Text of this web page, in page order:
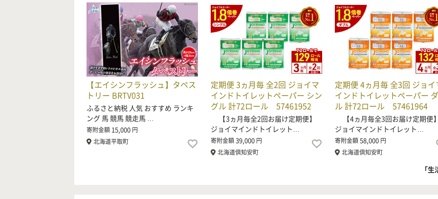
【エイシンフラッシュ】タペス
トリー BRTV031
ふるさと納税 人気 おすすめ ランキ
ング 馬 競馬 競走馬 …
寄附金額 15,000 円
北海道平取町
定期便 3ヵ月毎 全2回 ジョイマ
インドトイレットペーパー シン
グル 計72ロール 57461952
【3ヵ月毎全2回お届け定期便】
ジョイマインドトイレット…
寄附金額39,000 円
北海道倶知安町
定期便 4ヵ月毎 全3回 ジョイ
インドトイレットペーパー
ル 計72ロール 57461964
【4ヵ月毎全3回お届け定期便
ジョイマインドトイレット…
寄附金額58,000 円
北海道倶知安町
「